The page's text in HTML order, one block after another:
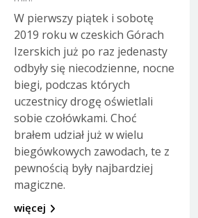
W pierwszy piątek i sobotę
2019 roku w czeskich Górach
Izerskich już po raz jedenasty
odbyły się niecodzienne, nocne
biegi, podczas których
uczestnicy drogę oświetlali
sobie czołówkami. Choć
brałem udział już w wielu
biegówkowych zawodach, te z
pewnością były najbardziej
magiczne.
więcej